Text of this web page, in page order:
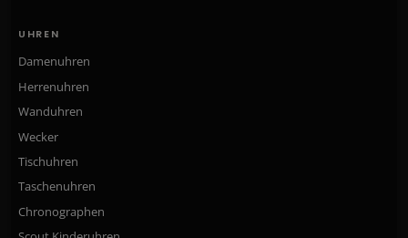
UHREN
Damenuhren
Herrenuhren
Wanduhren
Wecker
Tischuhren
Taschenuhren
Chronographen